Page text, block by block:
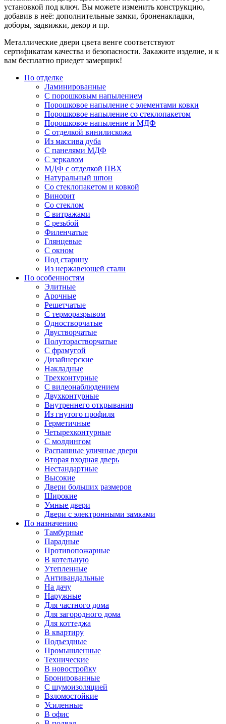
установкой под ключ. Вы можете изменить конструкцию,
добавив в неё: дополнительные замки, броненакладки,
доборы, задвижки, декор и пр.
Металлические двери цвета венге соответствуют
сертификатам качества и безопасности. Закажите изделие, и к
вам бесплатно приедет замерщик!
По отделке
Ламинированные
С порошковым напылением
Порошковое напыление с элементами ковки
Порошковое напыление со стеклопакетом
Порошковое напыление и МДФ
С отделкой винилискожа
Из массива дуба
С панелями МДФ
С зеркалом
МДФ с отделкой ПВХ
Натуральный шпон
Со стеклопакетом и ковкой
Винорит
Со стеклом
С витражами
С резьбой
Филенчатые
Глянцевые
С окном
Под старину
Из нержавеющей стали
По особенностям
Элитные
Арочные
Решетчатые
С терморазрывом
Одностворчатые
Двустворчатые
Полуторастворчатые
С фрамугой
Дизайнерские
Накладные
Трехконтурные
С видеонаблюдением
Двухконтурные
Внутреннего открывания
Из гнутого профиля
Герметичные
Четырехконтурные
С молдингом
Распашные уличные двери
Вторая входная дверь
Нестандартные
Высокие
Двери больших размеров
Широкие
Умные двери
Двери с электронными замками
По назначению
Тамбурные
Парадные
Противопожарные
В котельную
Утепленные
Антивандальные
На дачу
Наружные
Для частного дома
Для загородного дома
Для коттеджа
В квартиру
Подъездные
Промышленные
Технические
В новостройку
Бронированные
С шумоизоляцией
Взломостойкие
Усиленные
В офис